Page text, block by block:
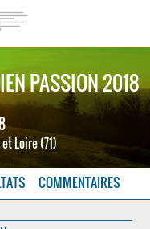
PASSION 2018
Loire (71)
COMMENTAIRES